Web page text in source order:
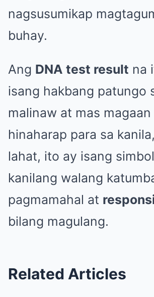
nagsusumikap
buhay.
Ang DNA test result na
isang hakbang patungo
malinaw at mas magaan
hinaharap para sa
lahat, ito ay isang
kanilang walang
pagmamahal at
bilang magulang.
Related Articles